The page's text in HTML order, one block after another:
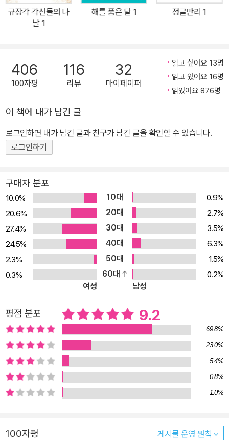
적인 감각으로 재탄생시켰다.
규장각 각신들의 나
날 1
해를 품은 달 1 정글만리 1
406
100자평
116
리뷰
32
마이페이퍼
읽고 싶어요 13명
읽고 있어요 16명
읽었어요 876명
이 책에 내가 남긴 글
로그인하면 내가 남긴 글과 친구가 남긴 글을 확인할 수 있습니다.
로그인하기
구매자 분포
10.0% 10대
0.9%
20.6%
20대
2.7%
27.4%
30대
3.5%
24.5%
40대
6.3%
2.3%
50대
1.5%
0.3%
60대
0.2%
여성
남성
평점 분포 9.2
69.8%
23.0%
5.4%
0.8%
1.0%
100자평 게시물 운영 원칙